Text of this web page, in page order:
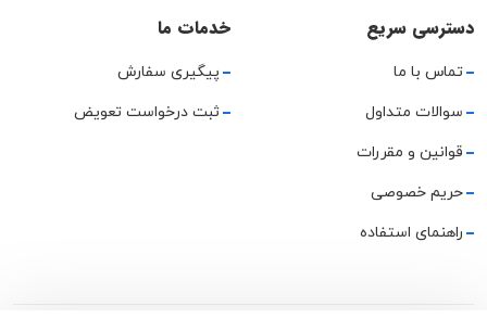
دسترسی سریع
تماس با ما
سوالات متداول
قوانین و مقررات
حریم خصوصی
راهنمای استفاده
خدمات ما
پیگیری سفارش
ثبت درخواست تعویض